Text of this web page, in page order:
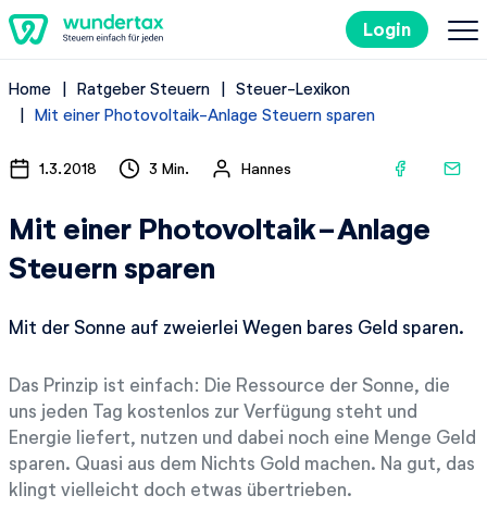
Login
So geht's
Kosten
Steuertipps
Steuer-Lexikon
Kostenlos ausprobieren
Home Ratgeber Steuern
Steuer-Lexikon
Mit einer Photovoltaik-Anlage Steuern sparen
1.3.2018 3 Min. Hannes
Mit einer Photovoltaik-Anlage
Steuern sparen
Mit der Sonne auf zweierlei Wegen bares Geld sparen.
Das Prinzip ist einfach: Die Ressource der Sonne, die
uns jeden Tag kostenlos zur Verfügung steht und
Energie liefert, nutzen und dabei noch eine Menge Geld
sparen. Quasi aus dem Nichts Gold machen. Na gut, das
klingt vielleicht doch etwas übertrieben.